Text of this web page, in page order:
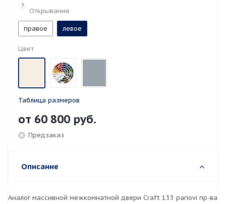
?
Открывание
правое левое
Цвет
Таблица размеров
от 60 800 руб.
Предзаказ
Описание
Аналог массивной межкомнатной двери Craft 133 pariovi пр-ва